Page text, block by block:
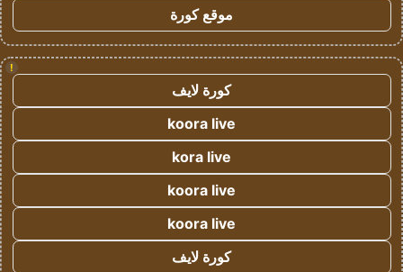
موقع كورة
!
كورة لايف
koora live
kora live
koora live
koora live
كورة لايف